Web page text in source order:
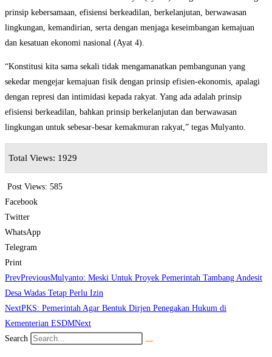
prinsip kebersamaan, efisiensi berkeadilan, berkelanjutan, berwawasan
lingkungan, kemandirian, serta dengan menjaga keseimbangan kemajuan
dan kesatuan ekonomi nasional (Ayat 4).
“Konstitusi kita sama sekali tidak mengamanatkan pembangunan yang
sekedar mengejar kemajuan fisik dengan prinsip efisien-ekonomis, apalagi
dengan represi dan intimidasi kepada rakyat. Yang ada adalah prinsip
efisiensi berkeadilan, bahkan prinsip berkelanjutan dan berwawasan
lingkungan untuk sebesar-besar kemakmuran rakyat,” tegas Mulyanto.
Total Views: 1929
Post Views: 585
Facebook
Twitter
WhatsApp
Telegram
Print
PrevPreviousMulyanto: Meski Untuk Proyek Pemerintah Tambang Andesit
Desa Wadas Tetap Perlu Izin
NextPKS: Pemerintah Agar Bentuk Dirjen Penegakan Hukum di
Kementerian ESDMNext
Search